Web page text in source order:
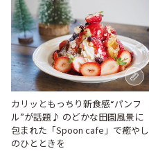
カリッともっちり新食感“パンフ
ル”が話題♪ のどかな田園風景に
包まれた「Spoon cafe」で癒やし
のひとときを